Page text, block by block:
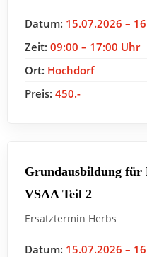
Datum: 15.07.2026 –
Zeit: 09:00 – 17:00 Uhr
Ort: Hochdorf
Preis: 450.-
Grundausbildung für
VSAA Teil 2
Ersatztermin Herbs
Datum: 15.07.2026 –